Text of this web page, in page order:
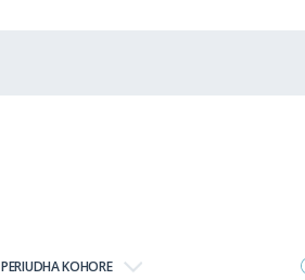
PERIUDHA KOHORE